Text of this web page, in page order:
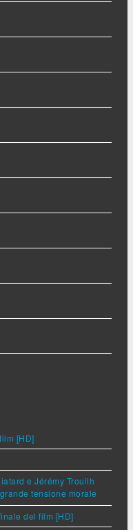
[HD]
e Jérémy Trouilh
tensione morale
del film [HD]